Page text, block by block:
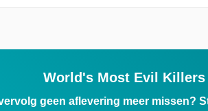
World's Most Evil
geen aflevering meer missen?